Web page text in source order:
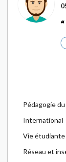
Pédagogie
International
Vie étudiante
Réseau et